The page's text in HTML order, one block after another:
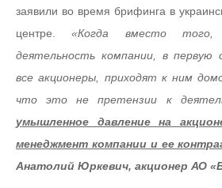
заявили во время брифинга в
центре.«Когда вместо того,
деятельность компании, в первую
все акционеры, приходят к ним
что это не претензии к
умышленное давление на
менеджмент компании и ее
Анатолий Юркевич, акционер АО